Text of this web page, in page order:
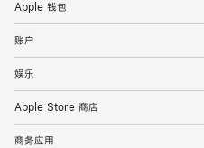
Apple 钱包
账户
娱乐
Apple Store 商店
商务应用